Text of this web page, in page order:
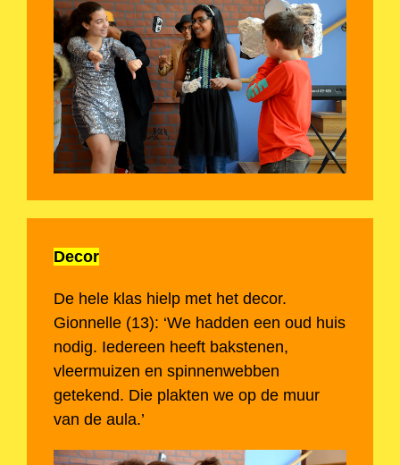
Decor
De hele klas hielp met het decor.
Gionnelle (13): ‘We hadden een oud huis
nodig. Iedereen heeft bakstenen,
vleermuizen en spinnenwebben
getekend. Die plakten we op de muur
van de aula.’